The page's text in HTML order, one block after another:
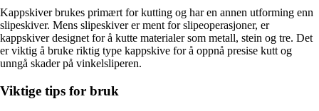
Kappskiver brukes primært for kutting og har en annen utforming enn
slipeskiver. Mens slipeskiver er ment for slipeoperasjoner, er
kappskiver designet for å kutte materialer som metall, stein og tre. Det
er viktig å bruke riktig type kappskive for å oppnå presise kutt og
unngå skader på vinkelsliperen.
Viktige tips for bruk